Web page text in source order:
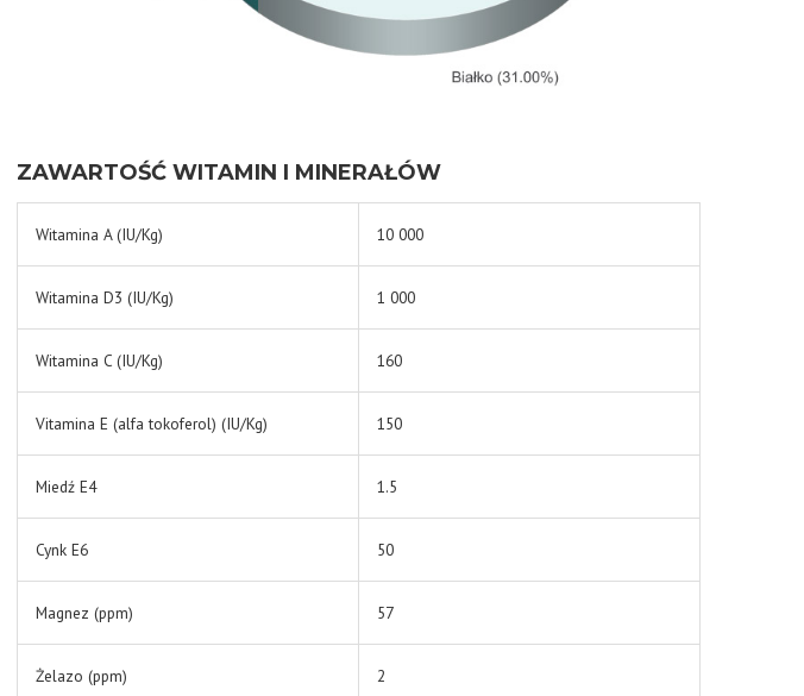
ZAWARTOŚĆ WITAMIN I MINERAŁÓW
Witamina A (IU/Kg) 10 000
Witamina D3 (IU/Kg) 1 000
Witamina C (IU/Kg) 160
Vitamina E (alfa tokoferol) (IU/Kg) 150
Miedź E4 1.5
Cynk E6 50
Magnez (ppm) 57
Żelazo (ppm) 2